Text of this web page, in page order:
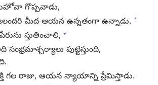
గొప్పవాడు,
మీద ఆయన ఉన్నతంగా ఉన్నాడు. +
స్తుతించాలి, +
సంభ్రమాశ్చర్యాలు పుట్టిస్తుంది,
గల రాజు, ఆయన న్యాయాన్ని ప్రేమిస్తాడు.